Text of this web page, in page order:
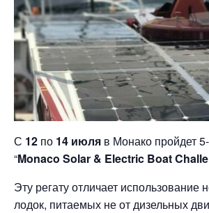
С 12 по 14 июля в Монако пройдет
“Monaco Solar & Electric Boat
Эту регату отличает использование
лодок, питаемых не от дизельных